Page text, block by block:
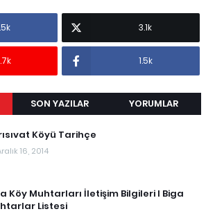
3.1k
1.5k
SON YAZILAR YORUMLAR
Köyü Tarihçe
16, 2014
Köy Muhtarları İletişim Bilgileri I Biga
Listesi